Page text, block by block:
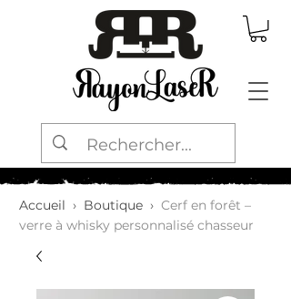
Accueil › Boutique › Cerf en forêt –
verre à whisky personnalisé chasseur